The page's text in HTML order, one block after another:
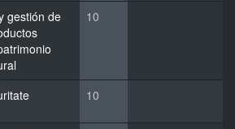
gestión de
10
10